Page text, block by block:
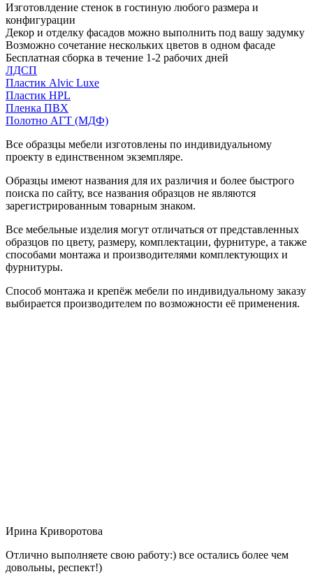
Изготовлдение стенок в гостиную любого размера и
конфигурации
Декор и отделку фасадов можно выполнить под вашу задумку
Возможно сочетание нескольких цветов в одном фасаде
Бесплатная сборка в течение 1-2 рабочих дней
ЛДСП
Пластик Alvic Luxe
Пластик HPL
Пленка ПВХ
Полотно АГТ (МДФ)
Все образцы мебели изготовлены по индивидуальному
проекту в единственном экземпляре.
Образцы имеют названия для их различия и более быстрого
поиска по сайту, все названия образцов не являются
зарегистрированным товарным знаком.
Все мебельные изделия могут отличаться от представленных
образцов по цвету, размеру, комплектации, фурнитуре, а также
способами монтажа и производителями комплектующих и
фурнитуры.
Способ монтажа и крепёж мебели по индивидуальному заказу
выбирается производителем по возможности её применения.
Ирина Криворотова
Отлично выполняете свою работу:) все остались более чем
довольны, респект!)